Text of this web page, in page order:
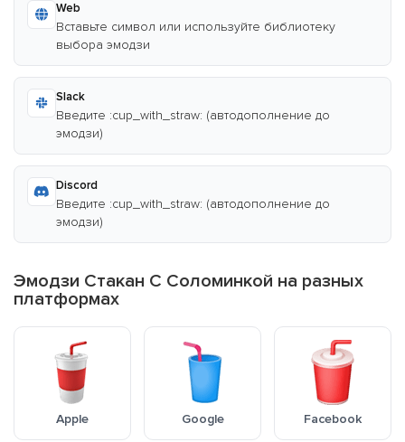
Web
Вставьте символ или используйте библиотеку
выбора эмодзи
Slack
Введите :cup_with_straw: (автодополнение до
эмодзи)
Discord
Введите :cup_with_straw: (автодополнение до
эмодзи)
Эмодзи Стакан С Соломинкой на разных
платформах
Apple Google Facebook